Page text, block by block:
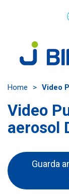
Home >
Video
aerosol
Guarda